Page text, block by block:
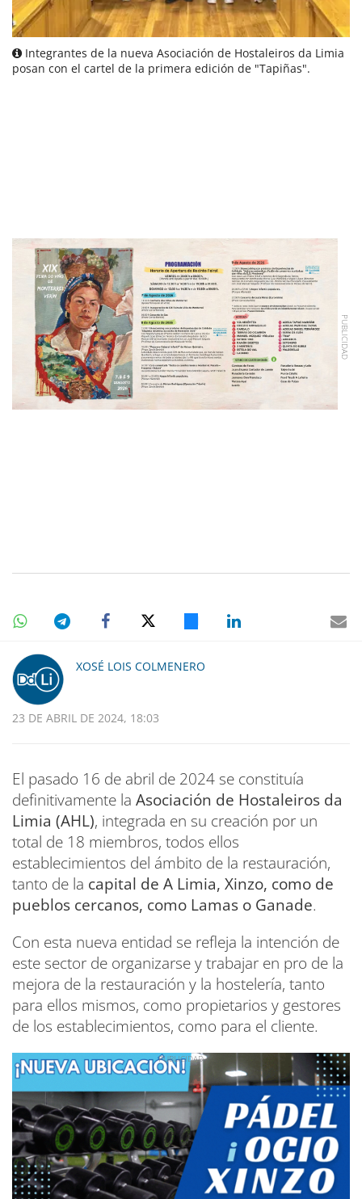
Integrantes de la nueva Asociación de Hostaleiros da Limia
posan con el cartel de la primera edición de "Tapiñas".
XOSÉ LOIS COLMENERO
23 DE ABRIL DE 2024, 18:03
El pasado 16 de abril de 2024 se constituía
definitivamente la Asociación de Hostaleiros da
Limia (AHL), integrada en su creación por un
total de 18 miembros, todos ellos
establecimientos del ámbito de la restauración,
tanto de la capital de A Limia, Xinzo, como de
pueblos cercanos, como Lamas o Ganade.
Con esta nueva entidad se refleja la intención de
este sector de organizarse y trabajar en pro de la
mejora de la restauración y la hostelería, tanto
para ellos mismos, como propietarios y gestores
de los establecimientos, como para el cliente.